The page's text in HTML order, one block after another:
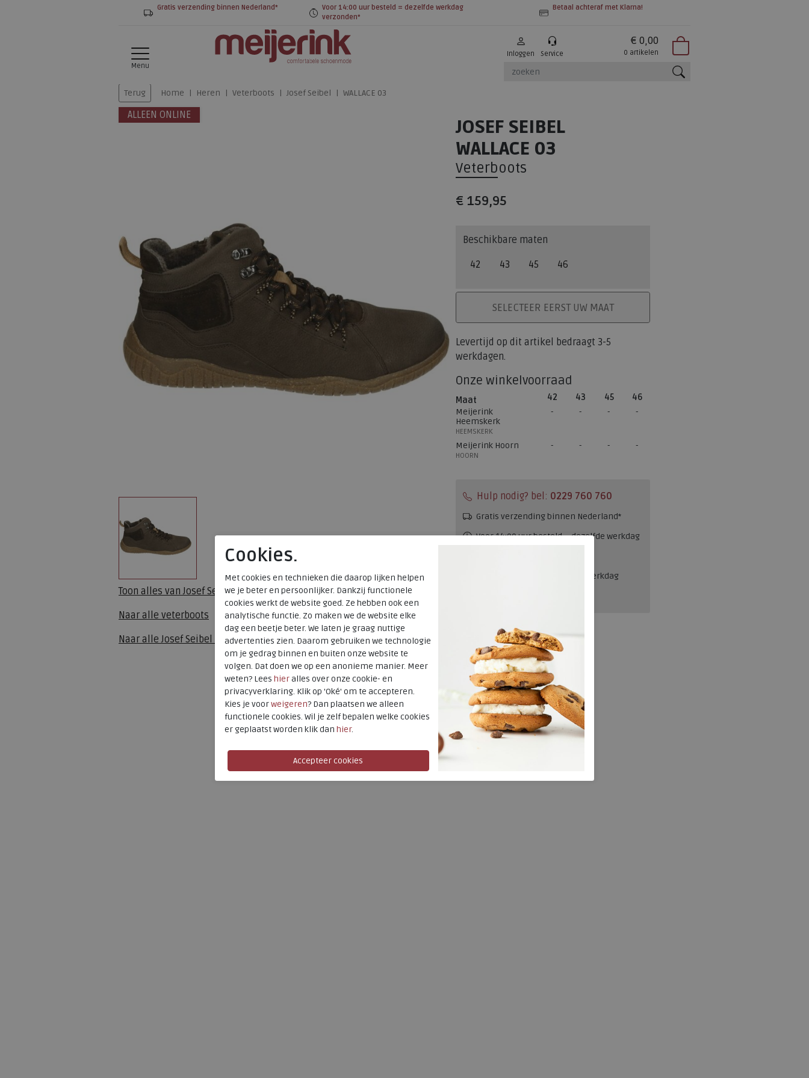
Gratis verzending binnen Nederland*
Voor 14:00 uur besteld = dezelfde werkdag
verzonden*
Betaal achteraf met Klarna!
Menu
Inloggen Service
€ 0,00
0 artikelen
Terug Home Heren Veterboots Josef Seibel WALLACE 03
ALLEEN ONLINE
Toon alles vanJosef Seibel
Naar alle veterboots
Naar alleJosef Seibel veterboots
JOSEF SEIBEL
WALLACE 03
Veterboots
€ 159,95
Beschikbare maten
42 43 45 46
PLAATS IN WINKELMAND
SELECTEER EERST UW MAAT
Levertijd op dit artikel bedraagt 3-5
werkdagen.
Onze winkelvoorraad
Maat 42 43 45
46
Meijerink
Heemskerk
HEEMSKERK
Meijerink Hoorn
HOORN
Hulp nodig? bel: 0229 760 760
Gratis verzending binnen Nederland*
Voor 14:00 uur besteld = dezelfde werkdag
Altijd retourneren, binnen 1 werkdag
Josef Seibel
Fabrikantcode
551.10.024.42
Bestelcode
wa342517
Kleur
Bruin
Uitneembaar
voetbed
nee
Cookies.
Met cookies en technieken die daarop lijken helpen
we je beter en persoonlijker. Dankzij functionele
cookies werkt de website goed. Ze hebben ook een
analytische functie. Zo maken we de website elke
dag een beetje beter. We laten je graag nuttige
advertenties zien. Daarom gebruiken we technologie
om je gedrag binnen en buiten onze website te
volgen. Dat doen we op een anonieme manier. Meer
weten? Lees hieralles over onze cookie- en
privacyverklaring. Klik op 'Oké' om te accepteren.
Kies je voorweigeren? Dan plaatsen we alleen
functionele cookies. Wil je zelf bepalen welke cookies
er geplaatst worden klik dan hier.